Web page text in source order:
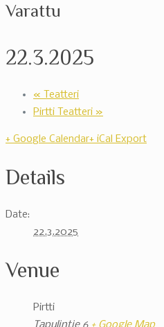
Varattu
22.3.2025
« Teatteri
Pirtti Teatteri »
+ Google Calendar+ iCal Export
Details
Date:
22.3.2025
Venue
Pirtti
Tapulintie 6 + Google Map